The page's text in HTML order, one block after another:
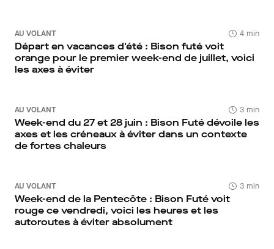
AU VOLANT 4 min
Départ en vacances d'été : Bison futé voit
orange pour le premier week-end de juillet, voici
les axes à éviter
AU VOLANT 3 min
Week-end du 27 et 28 juin : Bison Futé dévoile les
axes et les créneaux à éviter dans un contexte
de fortes chaleurs
AU VOLANT 3 min
Week-end de la Pentecôte : Bison Futé voit
rouge ce vendredi, voici les heures et les
autoroutes à éviter absolument